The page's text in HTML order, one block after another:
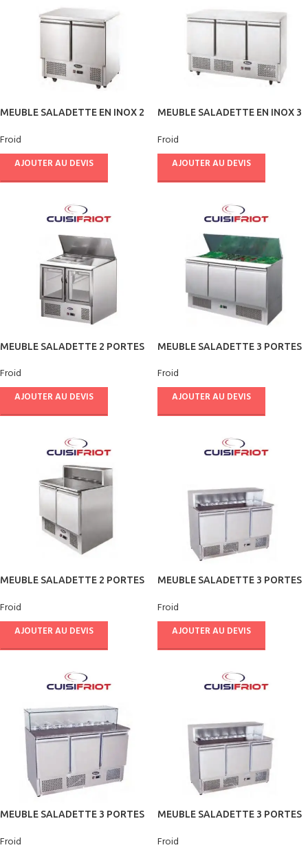
MEUBLE SALADETTE EN INOX 2
Froid
AJOUTER AU DEVIS
MEUBLE SALADETTE EN INOX 3
Froid
AJOUTER AU DEVIS
MEUBLE SALADETTE 2 PORTES
Froid
AJOUTER AU DEVIS
MEUBLE SALADETTE 3 PORTES
Froid
AJOUTER AU DEVIS
MEUBLE SALADETTE 2 PORTES
Froid
AJOUTER AU DEVIS
MEUBLE SALADETTE 3 PORTES
Froid
AJOUTER AU DEVIS
MEUBLE SALADETTE 3 PORTES
Froid
MEUBLE SALADETTE 3 PORTES
Froid